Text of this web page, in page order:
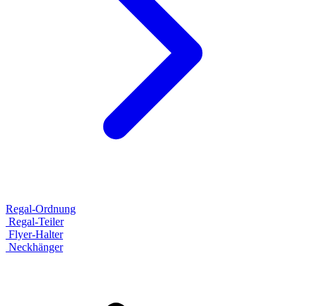
Regal-Ordnung
Regal-Teiler
Flyer-Halter
Neckhänger